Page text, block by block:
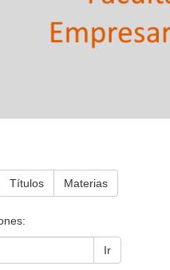
Títulos Materias
Ir